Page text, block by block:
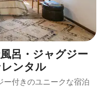
呂・ジャグジー
ンタル
付きのユニークな宿泊